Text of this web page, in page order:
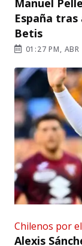
Manuel
España
Betis
01:27 PM, ABR
Chilenos por
Alexis